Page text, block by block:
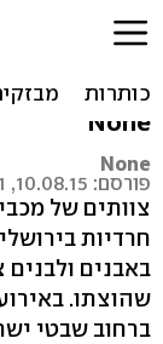
שני
None
None
פורסם: 10.08.15, 02:51
צוותים של
חרדיות
באבנים
שהוצתו.
ברחוב שבטי